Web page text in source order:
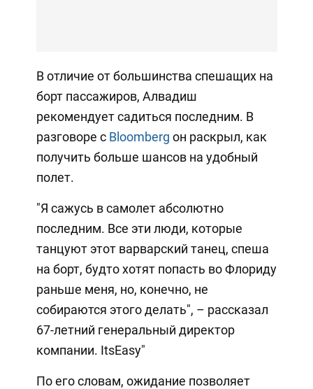
В отличие от большинства спешащих на
борт пассажиров, Алвадиш
рекомендует садиться последним. В
разговоре с Bloomberg он раскрыл, как
получить больше шансов на удобный
полет.
"Я сажусь в самолет абсолютно
последним. Все эти люди, которые
танцуют этот варварский танец, спеша
на борт, будто хотят попасть во Флориду
раньше меня, но, конечно, не
собираются этого делать", – рассказал
67-летний генеральный директор
компании. ItsEasy"
По его словам, ожидание позволяет